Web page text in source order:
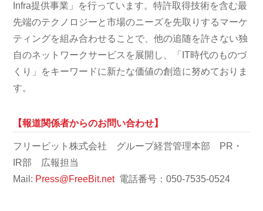
Infra提供事業」を行っています。特許取得技術を含む最
先端のテクノロジーと市場のニーズを先取りするマーケ
ティングを組み合わせることで、他の追随を許さない独
自のネットワークサービスを展開し、「IT時代のものづ
くり」をキーワードに新たな価値の創造に努めておりま
す。
【報道関係者からのお問い合わせ】
フリービット株式会社 グループ経営管理本部 PR・
IR部 広報担当
Mail: Press@FreeBit.net電話番号：050-7535-0524